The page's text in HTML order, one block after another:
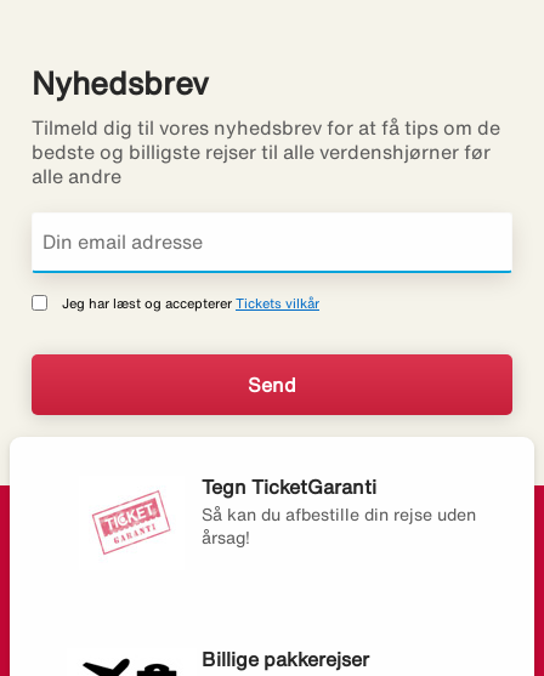
Nyhedsbrev
Tilmeld dig til vores nyhedsbrev for at få tips om de
bedste og billigste rejser til alle verdenshjørner før
alle andre
Jeg har læst og accepterer Tickets vilkår
Tegn TicketGaranti
Så kan du afbestille din rejse uden
årsag!
Billige pakkerejser